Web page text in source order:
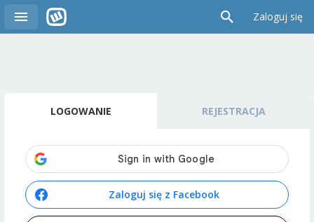
Zaloguj się
LOGOWANIE REJESTRACJA
Zaloguj się z Facebook